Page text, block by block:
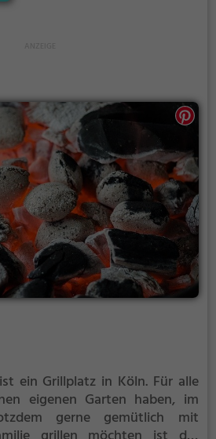
ein Grillplatz in Köln. Für alle
eigenen Garten haben, im
gerne gemütlich mit